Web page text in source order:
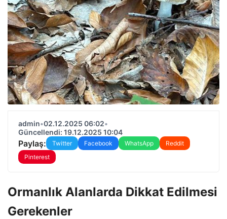
admin•02.12.2025 06:02•
Güncellendi: 19.12.2025 10:04
Paylaş: Twitter Facebook WhatsApp
Reddit
Pinterest
Ormanlık Alanlarda Dikkat Edilmesi
Gerekenler